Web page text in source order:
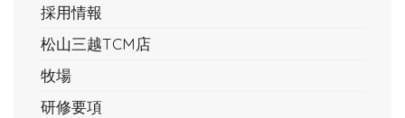
採用情報
松山三越TCM店
牧場
研修要項